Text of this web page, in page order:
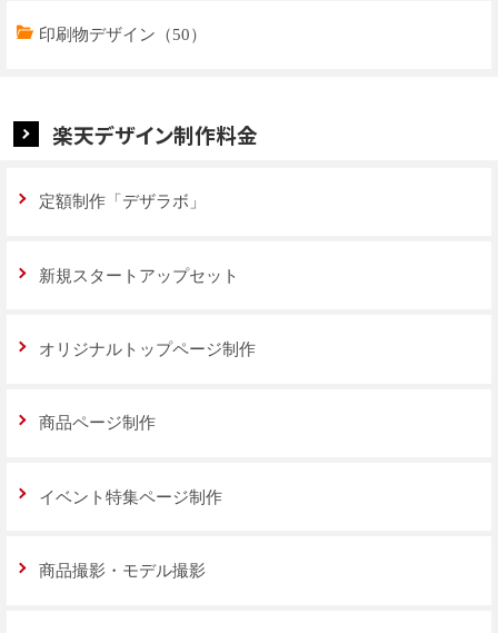
特集ページデザイン（59）
印刷物デザイン（50）
楽天デザイン制作料金
定額制作「デザラボ」
新規スタートアップセット
オリジナルトップページ制作
商品ページ制作
イベント特集ページ制作
商品撮影・モデル撮影